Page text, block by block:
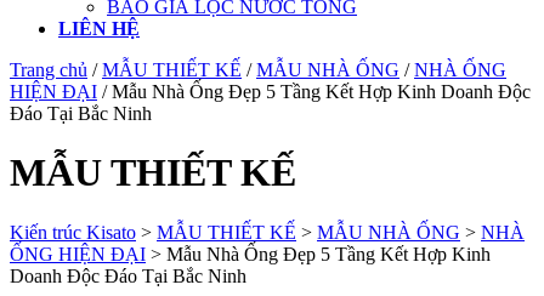
BÁO GIÁ LỌC NƯỚC TỔNG
LIÊN HỆ
Trang chủ /MẪU THIẾT KẾ /MẪU NHÀ ỐNG /NHÀ ỐNG
HIỆN ĐẠI / Mẫu Nhà Ống Đẹp 5 Tầng Kết Hợp Kinh Doanh Độc
Đáo Tại Bắc Ninh
MẪU THIẾT KẾ
Kiến trúc Kisato > MẪU THIẾT KẾ > MẪU NHÀ ỐNG > NHÀ
ỐNG HIỆN ĐẠI > Mẫu Nhà Ống Đẹp 5 Tầng Kết Hợp Kinh
Doanh Độc Đáo Tại Bắc Ninh